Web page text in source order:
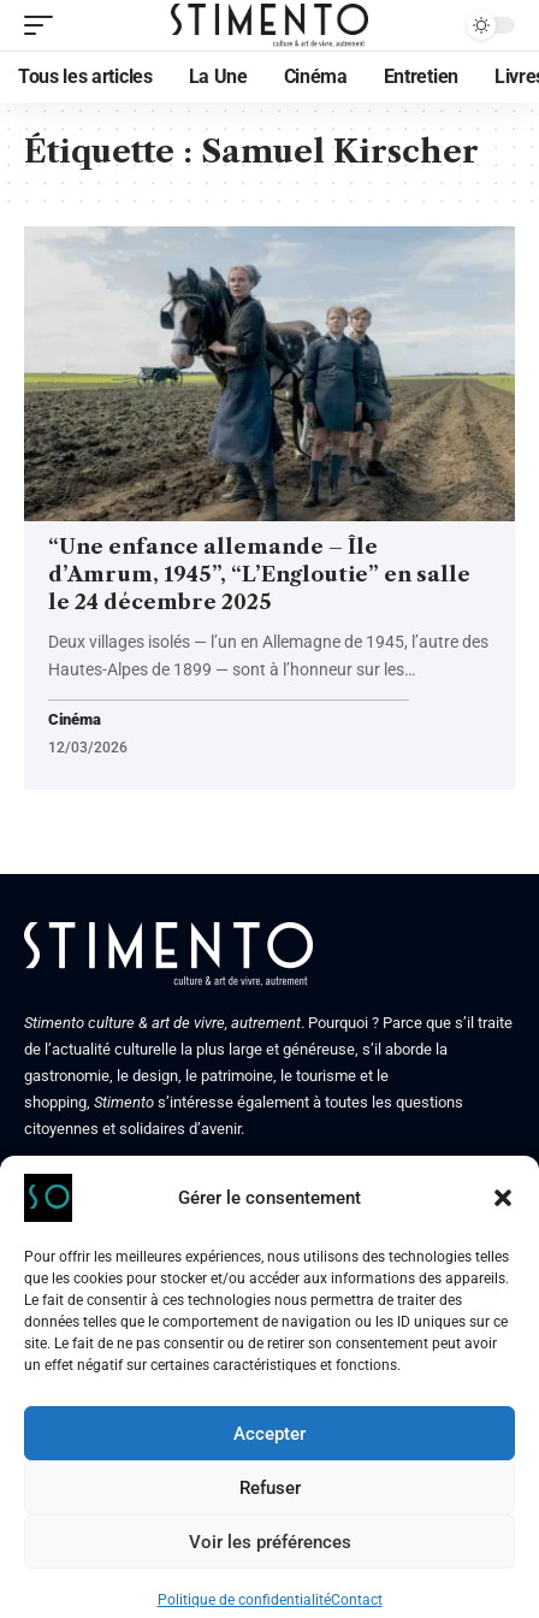
Gérer le consentement
Pour offrir les meilleures expériences, nous utilisons des technologies telles
que les cookies pour stocker et/ou accéder aux informations des appareils.
Le fait de consentir à ces technologies nous permettra de traiter des
données telles que le comportement de navigation ou les ID uniques sur ce
site. Le fait de ne pas consentir ou de retirer son consentement peut avoir
un effet négatif sur certaines caractéristiques et fonctions.
Accepter
Refuser
Voir les préférences
Politique de confidentialitéContact
Tous les articles La Une Cinéma Entretien
Étiquette : Samuel Kirscher
“Une enfance allemande – Île
d’Amrum, 1945”, “L’Engloutie” en salle
le 24 décembre 2025
Deux villages isolés — l’un en Allemagne de 1945, l’autre des
Hautes-Alpes de 1899 — sont à l’honneur sur les…
Cinéma
12/03/2026
Stimento culture & art de vivre, autrement. Pourquoi ? Parce que s’il traite
de l’actualité culturelle la plus large et généreuse, s’il aborde la
gastronomie, le design, le patrimoine, le tourisme et le
shopping, Stimento s’intéresse également à toutes les questions
citoyennes et solidaires d’avenir.
Contact
Politique de confidentialité
À propos de nous